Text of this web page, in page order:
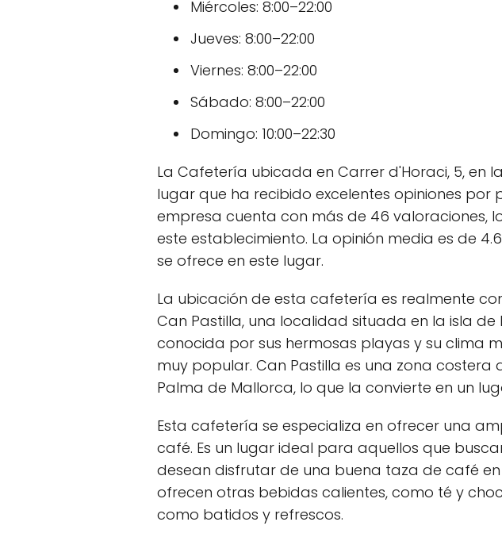
Miércoles: 8:00–22:00
Jueves: 8:00–22:00
Viernes: 8:00–22:00
Sábado: 8:00–22:00
Domingo: 10:00–22:30
La Cafetería ubicada en Carrer d'Horaci, 5, en
lugar que ha recibido excelentes opiniones por
empresa cuenta con más de 46 valoraciones,
este establecimiento. La opinión media es de
se ofrece en este lugar.
La ubicación de esta cafetería es realmente
Can Pastilla, una localidad situada en la isla de
conocida por sus hermosas playas y su clima
muy popular. Can Pastilla es una zona
Palma de Mallorca, lo que la convierte en un
Esta cafetería se especializa en ofrecer una
café. Es un lugar ideal para aquellos que
desean disfrutar de una buena taza de café
ofrecen otras bebidas calientes, como té y
como batidos y refrescos.